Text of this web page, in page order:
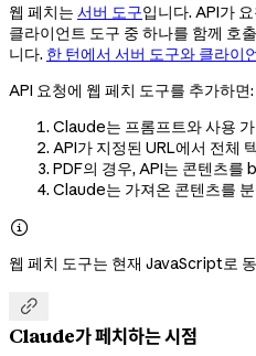
웹 페치는 서버 도구입니다. API가
클라이언트 도구 중 하나를 함께 호
니다. 한 턴에서 서버 도구와 클라이
API 요청에 웹 페치 도구를 추가하면:
Claude는 프롬프트와 사용
API가 지정된 URL에서 전체
PDF의 경우, API는 콘텐츠를
Claude는 가져온 콘텐츠를

웹 페치 도구는 현재 JavaScript로

Claude가 페치하는 시점